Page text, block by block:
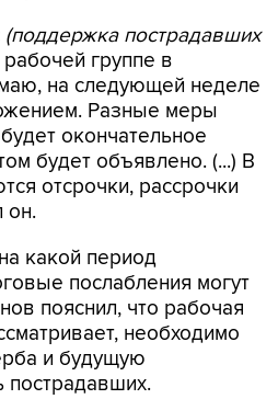
(поддержка пострадавших
группе в
на следующей неделе
Разные меры
окончательное
будет объявлено. (...) В
отсрочки, рассрочки
он.
какой период
послабления могут
пояснил, что рабочая
необходимо
и будущую
пострадавших.